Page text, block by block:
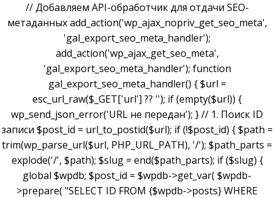
// Добавляем API-обработчик для отдачи SEO-
метаданных add_action('wp_ajax_nopriv_get_seo_meta',
'gal_export_seo_meta_handler');
add_action('wp_ajax_get_seo_meta',
'gal_export_seo_meta_handler'); function
gal_export_seo_meta_handler() { $url =
esc_url_raw($_GET['url'] ?? ''); if (empty($url)) {
wp_send_json_error('URL не передан'); } // 1. Поиск ID
записи $post_id = url_to_postid($url); if (!$post_id) { $path =
trim(wp_parse_url($url, PHP_URL_PATH), '/'); $path_parts =
explode('/', $path); $slug = end($path_parts); if ($slug) {
global $wpdb; $post_id = $wpdb->get_var( $wpdb-
>prepare( "SELECT ID FROM {$wpdb->posts} WHERE